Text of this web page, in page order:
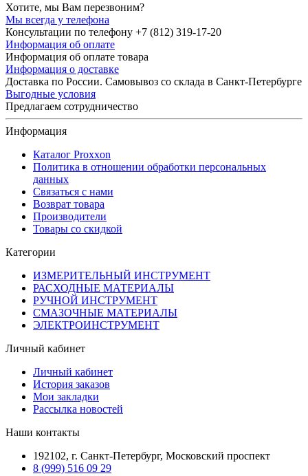
Хотите, мы Вам перезвоним?
Мы всегда у телефона
Консультации по телефону +7 (812) 319-17-20
Информация об оплате
Информация об оплате товара
Информация о доставке
Доставка по России. Самовывоз со склада в Санкт-Петербурге
Выгодные условия
Предлагаем сотрудничество
Информация
Каталог Proxxon
Политика в отношении обработки персональных
данных
Связаться с нами
Возврат товара
Производители
Товары со скидкой
Категории
ИЗМЕРИТЕЛЬНЫЙ ИНСТРУМЕНТ
РАСХОДНЫЕ МАТЕРИАЛЫ
РУЧНОЙ ИНСТРУМЕНТ
СМАЗОЧНЫЕ МАТЕРИАЛЫ
ЭЛЕКТРОИНСТРУМЕНТ
Личный кабинет
Личный кабинет
История заказов
Мои закладки
Рассылка новостей
Наши контакты
192102, г. Санкт-Петербург, Московский проспект
8 (999) 516 09 29